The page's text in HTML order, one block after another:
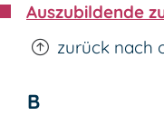
Auszubildende
zurück nach
B